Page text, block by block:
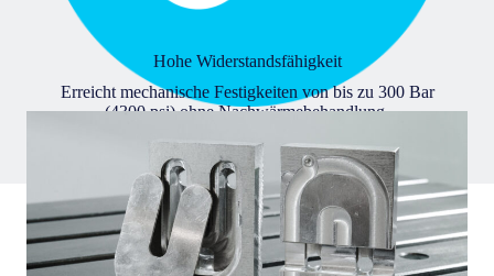
Hohe Widerstandsfähigkeit
Erreicht mechanische Festigkeiten von bis zu 300 Bar
(4300 psi) ohne Nachwärmebehandlung.